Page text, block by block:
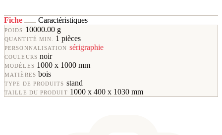
Fiche Caractéristiques
POIDS 10000.00 g
QUANTITÉ MIN. 1 pièces
PERSONNALISATION sérigraphie
COULEURS noir
MODÈLES 1000 x 1000 mm
MATIÈRES bois
TYPE DE PRODUITS stand
TAILLE DU PRODUIT 1000 x 400 x 1030 mm